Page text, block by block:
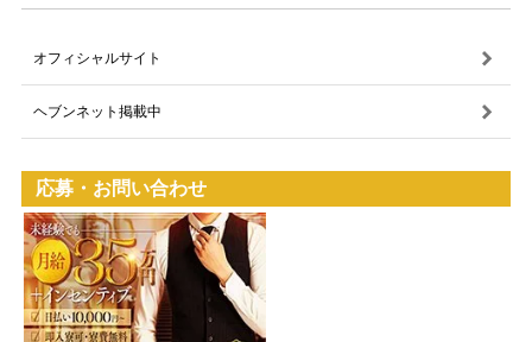
オフィシャルサイト
ヘブンネット掲載中
応募・お問い合わせ